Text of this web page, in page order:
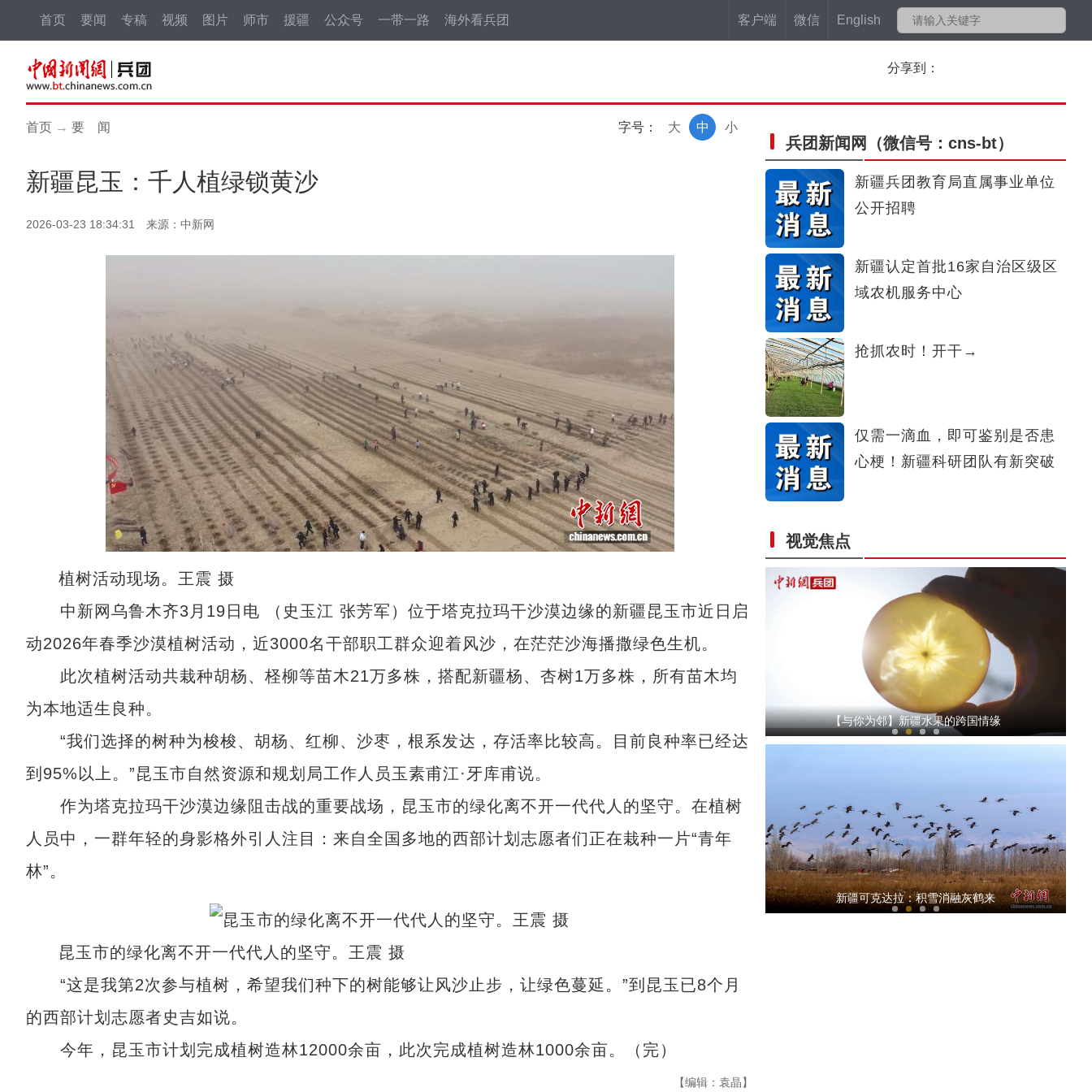
客户端 微信 English
首页 要闻 专稿 视频 图片 师市 援疆 公众号 一带一路 海外看兵团
分享到：
首页 → 要 闻 字号： 小
中
大
新疆昆玉：千人植绿锁黄沙
2026-03-23 18:34:31 来源：中新网
植树活动现场。王震 摄
中新网乌鲁木齐3月19日电 （史玉江 张芳军）位于塔克拉玛干沙漠边缘的新疆昆玉市近日启
动2026年春季沙漠植树活动，近3000名干部职工群众迎着风沙，在茫茫沙海播撒绿色生机。
此次植树活动共栽种胡杨、柽柳等苗木21万多株，搭配新疆杨、杏树1万多株，所有苗木均
为本地适生良种。
“我们选择的树种为梭梭、胡杨、红柳、沙枣，根系发达，存活率比较高。目前良种率已经达
到95%以上。”昆玉市自然资源和规划局工作人员玉素甫江·牙库甫说。
作为塔克拉玛干沙漠边缘阻击战的重要战场，昆玉市的绿化离不开一代代人的坚守。在植树
人员中，一群年轻的身影格外引人注目：来自全国多地的西部计划志愿者们正在栽种一片“青年
林”。
昆玉市的绿化离不开一代代人的坚守。王震 摄
“这是我第2次参与植树，希望我们种下的树能够让风沙止步，让绿色蔓延。”到昆玉已8个月
的西部计划志愿者史吉如说。
今年，昆玉市计划完成植树造林12000余亩，此次完成植树造林1000余亩。（完）
【编辑：袁晶】
兵团新闻网 （微信号：cns-bt）
新疆兵团教育局直属事业单位
公开招聘
新疆认定首批16家自治区级区
域农机服务中心
抢抓农时！开干→
仅需一滴血，即可鉴别是否患
心梗！新疆科研团队有新突破
视觉焦点
侨乡故事 | 喀什土陶技艺：时间的“融”器
【与你为邻】俄罗斯博士后：在中俄科技交流
【与你为邻】新疆水果的跨国情缘
侨乡故事 | 哈班拜的相声追梦记
新疆可克达拉：积雪消融灰鹤来